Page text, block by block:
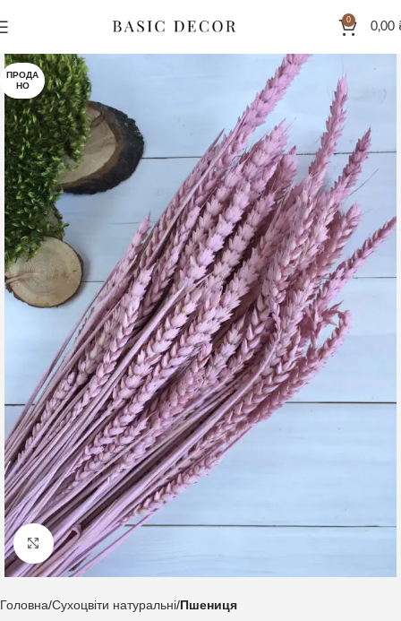
0
0,00
ПРОДА
НО
Клацніть, щоб збільшити
Головна Сухоцвіти натуральні Пшениця